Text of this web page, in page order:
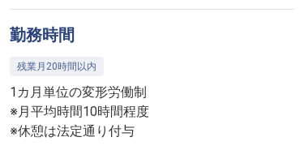
勤務時間
残業月20時間以内
1カ月単位の変形労働制
※月平均時間10時間程度
※休憩は法定通り付与